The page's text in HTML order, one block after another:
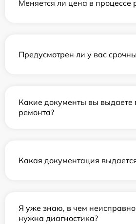
Меняется ли цена в процессе
Предусмотрен ли у вас
Какие документы вы выдаете
ремонта?
Какая документация
Я уже знаю, в чем
нужна диагностика?